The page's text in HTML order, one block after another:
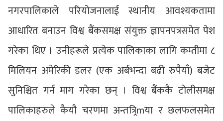
नगरपालिकाले परियोजनालाई स्थानीय आवश्यकतामा
आधारित बनाउन विश्व बैंकसमक्ष संयुक्त ज्ञापनपत्रसमेत पेश
गरेका थिए । उनीहरूले प्रत्येक पालिकाका लागि कम्तीमा ८
मिलियन अमेरिकी डलर (एक अर्बभन्दा बढी रुपैयाँ) बजेट
सुनिश्चित गर्न माग गरेका छन् । विश्व बैंककै टोलीसमक्ष
पालिकाहरुले कैयौ चरणमा अन्तत्र्रिmया र छलफलसमेत